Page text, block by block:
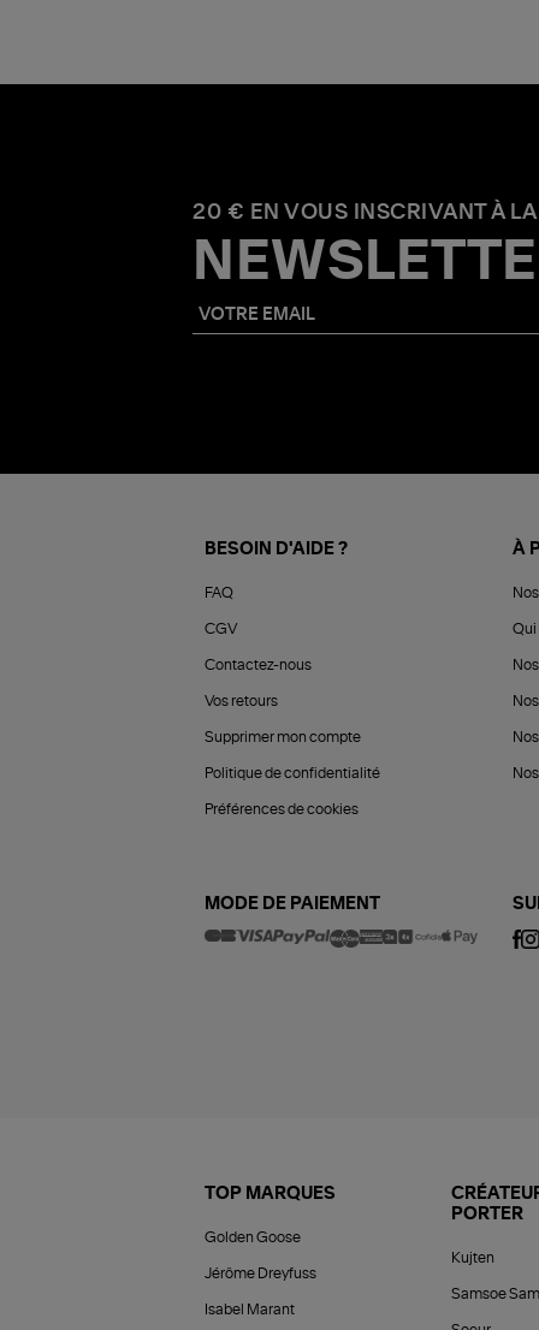
20 € EN VOUS INSCRIVANT À LA
BESOIN D'AIDE ?
FAQ
CGV
Contactez-nous
Vos retours
Supprimer mon compte
Politique de confidentialité
Préférences de cookies
À
Qui
MODE DE PAIEMENT
TOP MARQUES
Golden Goose
Jérôme Dreyfuss
Isabel Marant
PORTER
Kujten
Samsoe